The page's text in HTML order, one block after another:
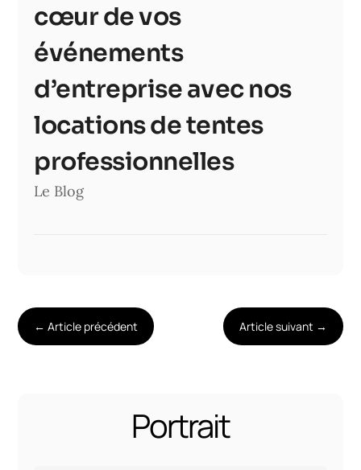
cœur de vos
événements
d’entreprise avec nos
locations de tentes
professionnelles
Le Blog
←Article précédent Article suivant →
Portrait